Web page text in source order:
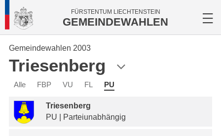
FÜRSTENTUM LIECHTENSTEIN
GEMEINDEWAHLEN
Gemeindewahlen 2003
Triesenberg
Alle FBP VU FL PU
Triesenberg
PU | Parteiunabhängig